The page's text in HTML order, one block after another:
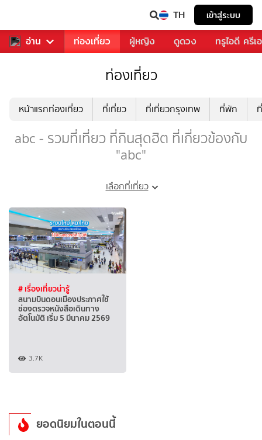
TH เข้าสู่ระบบ
อ่าน
ลง อาหาร ท่องเที่ยว ผู้หญิง ดูดวง ทรูไอดี ครีเ
ท่องเที่ยว
หน้าแรกท่องเที่ยว ที่เที่ยว ที่เที่ยวกรุงเทพ ที่พัก
abc - รวมที่เที่ยว ที่กินสุดฮิต ที่เกี่ยวข้องกับ
"abc"
เลือกที่เที่ยว
# เรื่องเที่ยวน่ารู้
สนามบินดอนเมืองประกาศใช้
ช่องตรวจหนังสือเดินทาง
อัตโนมัติ เริ่ม 5 มีนาคม 2569
3.7K
ยอดนิยมในตอนนี้